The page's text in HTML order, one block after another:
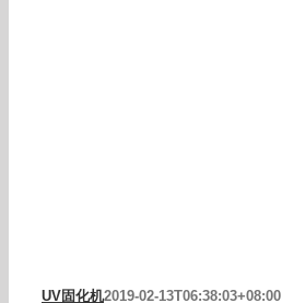
UV固化机2019-02-13T06:38:03+08:00